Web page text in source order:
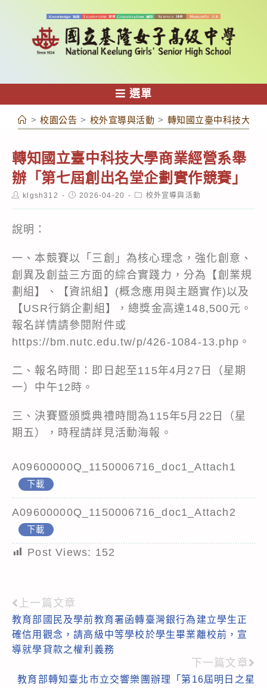
容
選單
> 校園公告 > 校外宣導與活動 > 轉知國立臺中科技大學
轉知國立臺中科技大學商業經營系舉
辦「第七屆創出名堂企劃實作競賽」
Postklgsh312
Post2026-04-20
Post校外宣導與活動
說明：
一、本競賽以「三創」為核心理念，強化創意、
創異及創益三方面的綜合實踐力，分為【創業規
劃組】、【資訊組】(概念應用與主題實作)以及
【USR行銷企劃組】，總獎金高達148,500元。
報名詳情請參閱附件或
https://bm.nutc.edu.tw/p/426-1084-13.php。
二、報名時間：即日起至115年4月27日（星期
一）中午12時。
三、決賽暨頒獎典禮時間為115年5月22日（星
期五），時程請詳見活動海報。
A09600000Q_1150006716_doc1_Attach1
下載
A09600000Q_1150006716_doc1_Attach2
下載
Post Views: 152
Read
more
articles
上一篇文章
教育部國民及學前教育署函轉臺灣銀行為建立學生正
確信用觀念，請高級中等學校於學生畢業離校前，宣
導就學貸款之權利義務
下一篇文章
教育部轉知臺北市立交響樂團辦理「第16屆明日之星